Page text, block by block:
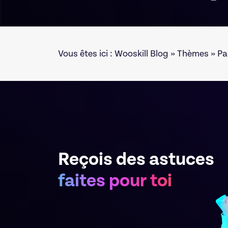
Vous êtes ici : Wooskill Blog » Thèmes »
Reçois des astuces
faites pour toi